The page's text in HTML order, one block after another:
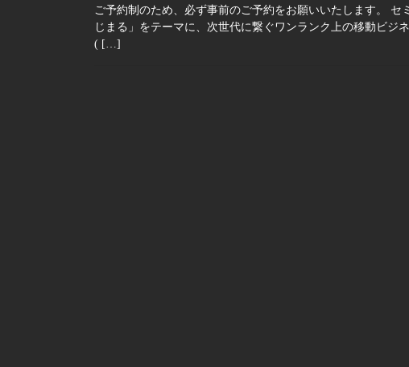
ご予約制のため、必ず事前のご予約をお願いいたします。
じまる」をテーマに、次世代に繋ぐワンランク上の移動ビジ
( […]